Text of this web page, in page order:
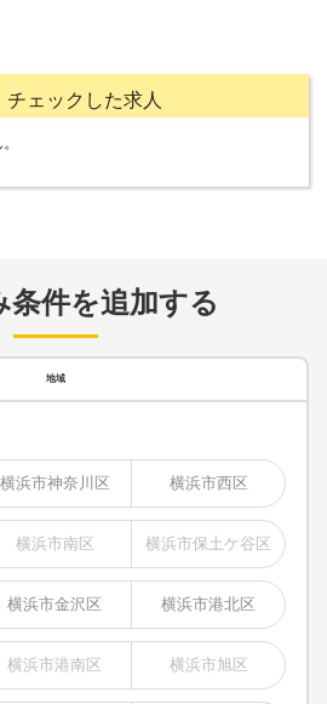
チェックした求人
条件を追加する
地域
横浜市神奈川区 横浜市西区
横浜市南区 横浜市保土ケ谷区
横浜市金沢区 横浜市港北区
横浜市港南区 横浜市旭区